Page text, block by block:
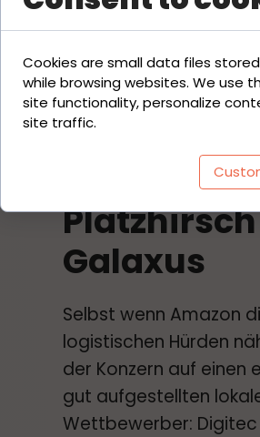
was den Business
Amazon zusätzlich
verschlechtert.
Grund 4: Der
Platzhirsch
Galaxus
Selbst wenn Amazon
logistischen Hürden
der Konzern auf einen
gut aufgestellten
Wettbewerber: Digitec
Cookies are small data files
while browsing websites. We use
site functionality, personalize
site traffic.